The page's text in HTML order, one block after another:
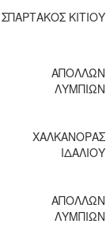
ΣΠΑΡΤΑΚΟΣ ΚΙΤΙΟΥ
ΑΠΟΛΛΩΝ
ΛΥΜΠΙΩΝ
ΧΑΛΚΑΝΟΡΑΣ
ΙΔΑΛΙΟΥ
ΑΠΟΛΛΩΝ
ΛΥΜΠΙΩΝ